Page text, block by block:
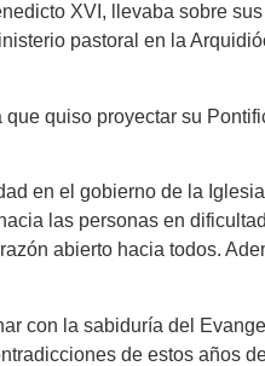
XVI, llevaba sobre
pastoral en la
quiso proyectar su
en el gobierno de la
las personas en
abierto hacia todos.
con la sabiduría del
de estos años